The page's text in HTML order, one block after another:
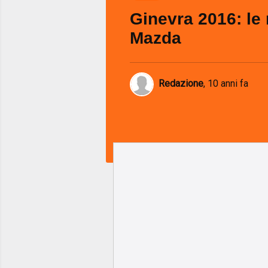
Ginevra 2016: le
Mazda
Redazione, 10 anni fa